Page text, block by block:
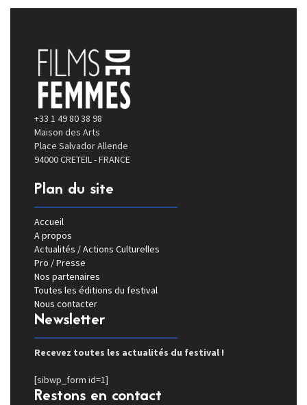
+33 1 49 80 38 98
Maison des Arts
Place Salvador Allende
94000 CRETEIL - FRANCE
Plan du site
Accueil
A propos
Actualités / Actions Culturelles
Pro / Presse
Nos partenaires
Toutes les éditions du festival
Nous contacter
Newsletter
Recevez toutes les actualités du festival !
[sibwp_form id=1]
Restons en contact